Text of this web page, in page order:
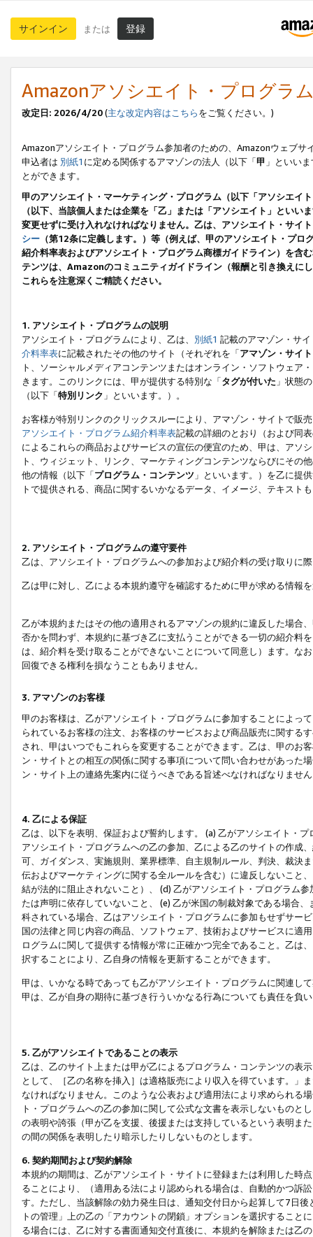
サインイン または 登録
Amazonアソシエイト・プログラ
改定日: 2026/4/20(主な改定内容はこちらをご覧ください。)
Amazonアソシエイト・プログラム参加者のための、Amazonウェブサ
申込者は 別紙1 に定める関係するアマゾンの法人（以下「甲 」といい
とができます。
甲のアソシエイト・マーケティング・プログラム（以下「アソシエイ
（以下、当該個人または企業を「乙」または「アソシエイト」とい
変更せずに受け入れなければなりません。乙は、アソシエイト・サイ
シー （第12条に定義します。）等（例えば、甲のアソシエイト・プ
紹介料率表およびアソシエイト・プログラム商標ガイドライン）を
テンツは、Amazonのコミュニティガイドライン（報酬と引き換えに
これらを注意深くご精読ください。
1. アソシエイト・プログラムの説明
アソシエイト・プログラムにより、乙は、 別紙1 記載のアマゾン・サ
介料率表に記載されたその他のサイト（それぞれを「アマゾン・サイト
ト、ソーシャルメディアコンテンツまたはオンライン・ソフトウェア
きます。このリンクには、甲が提供する特別な「タグが付いた 」状態
（以下「特別リンク 」といいます。）。
お客様が特別リンクのクリックスルーにより、アマゾン・サイトで販
アソシエイト・プログラム紹介料率表記載の詳細のとおり（および同
によるこれらの商品およびサービスの宣伝の便宜のため、甲は、アソ
ト、ウィジェット、リンク、マーケティングコンテンツならびにその
他の情報（以下「プログラム・コンテンツ 」といいます。）を乙に提
トで提供される、商品に関するいかなるデータ、イメージ、テキス
2. アソシエイト・プログラムの遵守要件
乙は、アソシエイト・プログラムへの参加および紹介料の受け取りに
乙は甲に対し、乙による本規約遵守を確認するために甲が求める情報
乙が本規約またはその他の適用されるアマゾンの規約に違反した場合
否かを問わず、本規約に基づき乙に支払うことができる一切の紹介料
は、紹介料を受け取ることができないことについて同意し）ます。な
回復できる権利を損なうこともありません。
3. アマゾンのお客様
甲のお客様は、乙がアソシエイト・プログラムに参加することによっ
られているお客様の注文、お客様のサービスおよび商品販売に関する
され、甲はいつでもこれらを変更することができます。乙は、甲のお
ン・サイトとの相互の関係に関する事項について問い合わせがあった
ン・サイト上の連絡先案内に従うべきである旨述べなければなりませ
4. 乙による保証
乙は、以下を表明、保証および誓約します。 (a) 乙がアソシエイト・
アソシエイト・プログラムへの乙の参加、乙による乙のサイトの作成
可、ガイダンス、実施規則、業界標準、自主規制ルール、判決、裁決
伝およびマーケティングに関する全ルールを含む）に違反しないこと
結が法的に阻止されないこと）、 (d) 乙がアソシエイト・プログラム
たは声明に依存していないこと、 (e) 乙が米国の制裁対象である場合
科されている場合、乙はアソシエイト・プログラムに参加もせずサー
国の法律と同じ内容の商品、ソフトウェア、技術およびサービスに適
ログラムに関して提供する情報が常に正確かつ完全であること。乙は
択することにより、乙自身の情報を更新することができます。
甲は、いかなる時であっても乙がアソシエイト・プログラムに関連し
甲は、乙が自身の期待に基づき行ういかなる行為についても責任を負
5. 乙がアソシエイトであることの表示
乙は、乙のサイト上または甲が乙によるプログラム・コンテンツの表
として、［乙の名称を挿入］は適格販売により収入を得ています。」
なければなりません。このような公表および適用法により求められる
ト・プログラムへの乙の参加に関して公式な文書を表示しないもの
の表明や誇張（甲が乙を支援、後援または支持しているという表明ま
の間の関係を表明したり暗示したりしないものとします。
6. 契約期間および契約解除
本規約の期間は、乙がアソシエイト・サイトに登録または利用した時
ることにより、（適用ある法により認められる場合は、自動的かつ訴
す。ただし、当該解除の効力発生日は、通知交付日から起算して7日
トの管理」上の乙の「アカウントの閉鎖」オプションを選択するこ
る場合には、乙に対する書面通知交付直後に、本規約を解除または乙